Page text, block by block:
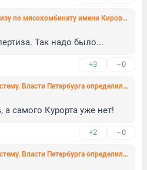
КГИОП обнародовал экспертизу по мясокомбинату имени Кирова, с которой не согласился
Так надо было...
+3 –0
Курортный сбор войдет в систему. Власти Петербурга определились, как будут администрировать «городской налог» для туристов
а самого Курорта уже нет!
+2 –0
Курортный сбор войдет в систему. Власти Петербурга определились, как будут администрировать «городской налог» для туристов